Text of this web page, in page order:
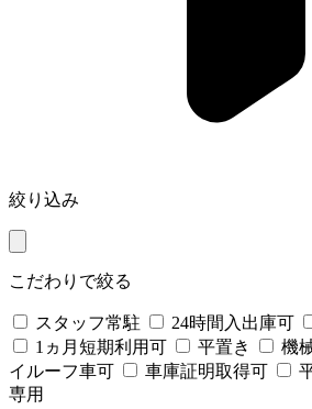
絞り込み
こだわりで絞る
スタッフ常駐 24時間入出庫可
1ヵ月短期利用可
平置き 機
イルーフ車可
車庫証明取得可
専用